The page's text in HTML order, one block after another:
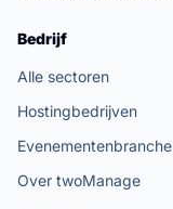
Bedrijf
Alle sectoren
Hostingbedrijven
Evenementenbranche
Over twoManage